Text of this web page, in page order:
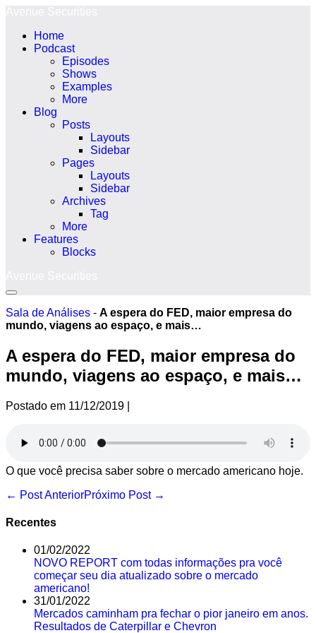
conteúdo
Home
Podcast
Episodes
Shows
Examples
More
Blog
Posts
Layouts
Sidebar
Pages
Layouts
Sidebar
Archives
Tag
More
Features
Blocks
Alternância
menu
Sala de Análises - A espera do FED, maior empresa do
mundo, viagens ao espaço, e mais…
A espera do FED, maior empresa do
mundo, viagens ao espaço, e mais…
Postado em 11/12/2019
O que você precisa saber sobre o mercado americano hoje.
Navegação
post
← Post AnteriorPróximo Post →
Recentes
01/02/2022
NOVO REPORT com todas informações pra você
começar seu dia atualizado sobre o mercado
americano!
31/01/2022
Mercados caminham pra fechar o pior janeiro em anos.
Resultados de Caterpillar e Chevron